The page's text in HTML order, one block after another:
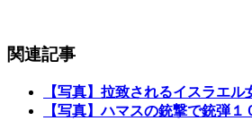
関連記事
【写真】拉致されるイスラエル
【写真】ハマスの銃撃で銃弾